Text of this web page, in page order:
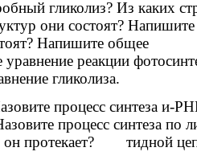
гликолиз? Из каких
они состоят?
Напишите общее
уравнение реакции
гликолиза.
процесс
процесс синтеза по
он протекает? тидной